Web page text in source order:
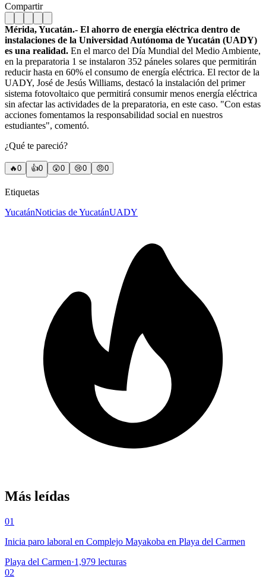
Compartir
Mérida, Yucatán.- El ahorro de energía eléctrica dentro de
instalaciones de la Universidad Autónoma de Yucatán (UADY)
es una realidad. En el marco del Día Mundial del Medio Ambiente,
en la preparatoria 1 se instalaron 352 páneles solares que permitirán
reducir hasta en 60% el consumo de energía eléctrica. El rector de la
UADY, José de Jesús Williams, destacó la instalación del primer
sistema fotovoltaico que permitirá consumir menos energía eléctrica
sin afectar las actividades de la preparatoria, en este caso. "Con estas
acciones fomentamos la responsabilidad social en nuestros
estudiantes", comentó.
¿Qué te pareció?
🔥0 👍0 😲0 😢0 😠0
Etiquetas
YucatánNoticias de YucatánUADY
Más leídas
01
Inicia paro laboral en Complejo Mayakoba en Playa del Carmen
Playa del Carmen·1,979 lecturas
02